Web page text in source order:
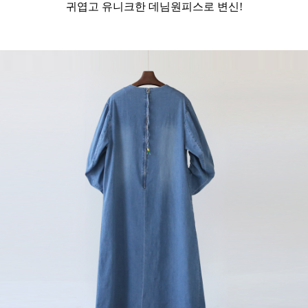
귀엽고 유니크한 데님원피스로 변신!